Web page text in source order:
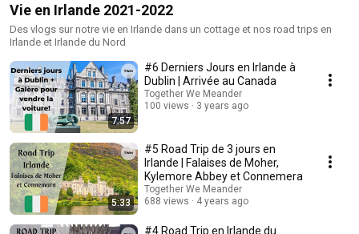
Vie en Irlande 2021-2022
Des vlogs sur notre vie en Irlande dans un cottage et nos road trips en
Irlande et Irlande du Nord
7:57
#6 Derniers Jours en Irlande à
Dublin | Arrivée au Canada
Together We Meander
100 views
3 years ago
5:33
#5 Road Trip de 3 jours en
Irlande | Falaises de Moher,
Kylemore Abbey et Connemera
Together We Meander
688 views
4 years ago
#4 Road Trip en Irlande du